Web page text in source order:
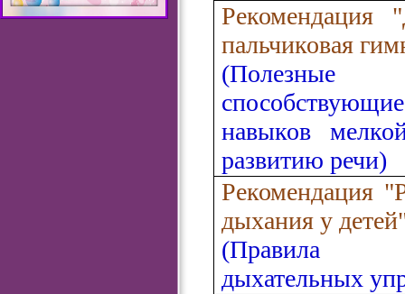
Рекомендация
пальчиковая
(Полезные
навыков
развитию речи)
Рекомендация
дыхания у
(Правила
дыхательных